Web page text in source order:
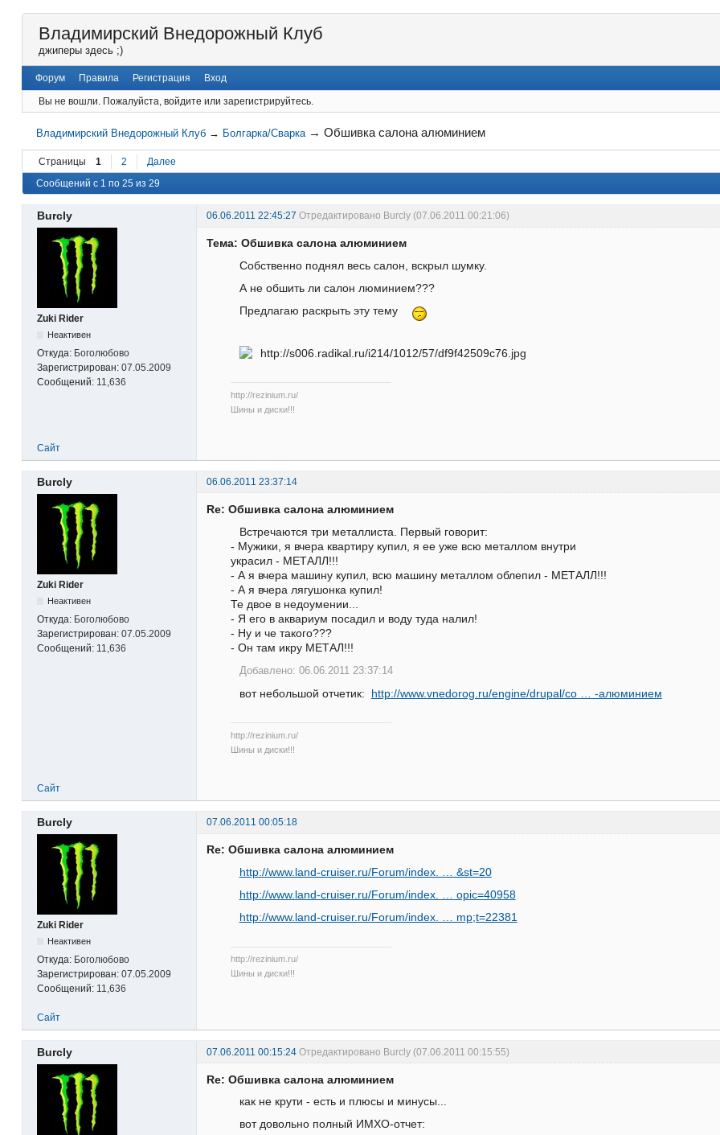
Владимирский Внедорожный Клуб
джиперы здесь ;)
Форум Правила Регистрация Вход
Вы не вошли. Пожалуйста, войдите или зарегистрируйтесь.
Владимирский Внедорожный Клуб → Болгарка/Сварка →Обшивка салона алюминием
Страницы 1 2
Далее
Сообщений с 1 по 25 из 29
Burcly 06.06.2011 22:45:27 Отредактировано Burcly (07.06.2011 00:21:06)
Zuki Rider
Неактивен
Откуда: Боголюбово
Зарегистрирован: 07.05.2009
Сообщений: 11,636
Тема: Обшивка салона алюминием
Собственно поднял весь салон, вскрыл шумку.
А не обшить ли салон люминием???
Предлагаю раскрыть эту тему
http://rezinium.ru/
Шины и диски!!!
Сайт
Burcly 06.06.2011 23:37:14
Zuki Rider
Неактивен
Откуда: Боголюбово
Зарегистрирован: 07.05.2009
Сообщений: 11,636
Re: Обшивка салона алюминием
Встречаются три металлиста. Первый говорит:
- Мужики, я вчера квартиру купил, я ее уже всю металлом внутри
украсил - МЕТАЛЛ!!!
- А я вчера машину купил, всю машину металлом облепил - МЕТАЛЛ!!!
- А я вчера лягушонка купил!
Те двое в недоумении...
- Я его в аквариум посадил и воду туда налил!
- Ну и че такого???
- Он там икру МЕТАЛ!!!
Добавлено: 06.06.2011 23:37:14
вот небольшой отчетик: http://www.vnedorog.ru/engine/drupal/co … -алюминием
http://rezinium.ru/
Шины и диски!!!
Сайт
Burcly 07.06.2011 00:05:18
Zuki Rider
Неактивен
Откуда: Боголюбово
Зарегистрирован: 07.05.2009
Сообщений: 11,636
Re: Обшивка салона алюминием
http://www.land-cruiser.ru/Forum/index. … &st=20
http://www.land-cruiser.ru/Forum/index. … opic=40958
http://www.land-cruiser.ru/Forum/index. … mp;t=22381
http://rezinium.ru/
Шины и диски!!!
Сайт
Burcly 07.06.2011 00:15:24 Отредактировано Burcly (07.06.2011 00:15:55)
Re: Обшивка салона алюминием
как не крути - есть и плюсы и минусы...
вот довольно полный ИМХО-отчет: